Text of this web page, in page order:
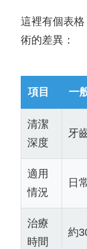
這裡有個表
術的差異：
項目 一
清潔
深度
牙
適用
情況
日
治療
時間
約